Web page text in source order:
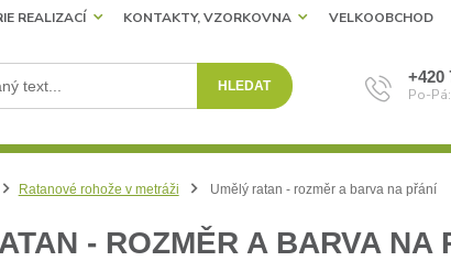
REALIZACÍ KONTAKTY, VZORKOVNA VELKOOBCHOD
HLEDAT +420
Po-
Ratanové rohože v metráži Umělý ratan - rozměr a barva na přání
- ROZMĚR A BARVA NA